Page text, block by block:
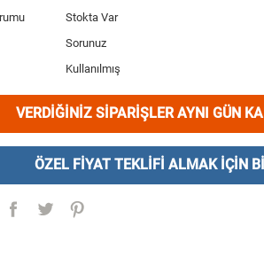
Stokta Var
Sorunuz
Kullanılmış
VERDIĞINIZ SIPARIŞLER AYNI GÜN
ÖZEL FIYAT TEKLIFI ALMAK İÇIN